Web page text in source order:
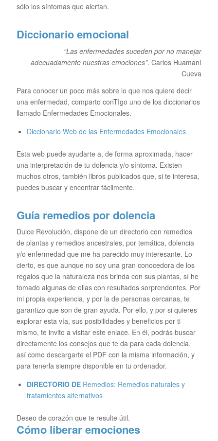
sólo los síntomas que alertan.
Diccionario emocional
“Las enfermedades suceden por no manejar
adecuadamente nuestras emociones”. Carlos Huamaní
Cueva
Para conocer un poco más sobre lo que nos quiere decir
una enfermedad, comparto conTIgo uno de los diccionarios
llamado Enfermedades Emocionales.
Diccionario Web de las Enfermedades Emocionales
Esta web puede ayudarte a, de forma aproximada, hacer
una interpretación de tu dolencia y/o síntoma. Existen
muchos otros, también libros publicados que, si te interesa,
puedes buscar y encontrar fácilmente.
Guía remedios por dolencia
Dulce Revolución, dispone de un directorio con remedios
de plantas y remedios ancestrales, por temática, dolencia
y/o enfermedad que me ha parecido muy interesante. Lo
cierto, es que aunque no soy una gran conocedora de los
regalos que la naturaleza nos brinda con sus plantas, sí he
tomado algunas de ellas con resultados sorprendentes. Por
mi propia experiencia, y por la de personas cercanas, te
garantizo que son de gran ayuda. Por ello, y por si quieres
explorar esta vía, sus posibilidades y beneficios por ti
mismo, te invito a visitar este enlace. En él, podrás buscar
directamente los consejos que te da para cada dolencia,
así como descargarte el PDF con la misma información, y
para tenerla siempre disponible en tu ordenador.
DIRECTORIO DE Remedios: Remedios naturales y
tratamientos alternativos
Deseo de corazón que te resulte útil.
Cómo liberar emociones